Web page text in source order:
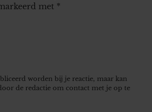
met *
worden bij je reactie, maar kan
de redactie om contact met je op te